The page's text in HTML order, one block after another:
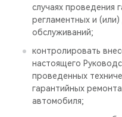
случаях проведения
регламентных и
обслуживаний;
контролировать
настоящего
проведенных
гарантийных
автомобиля;